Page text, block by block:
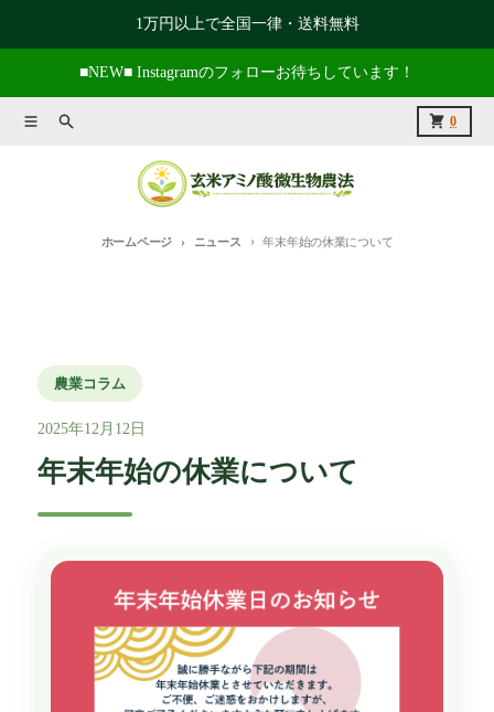
1万円以上で全国一律・送料無料
■NEW■ Instagramのフォローお待ちしています！
メニュー捜索 0
カート
ホームページ ニュース 年末年始の休業について
農業コラム
2025年12月12日
年末年始の休業について